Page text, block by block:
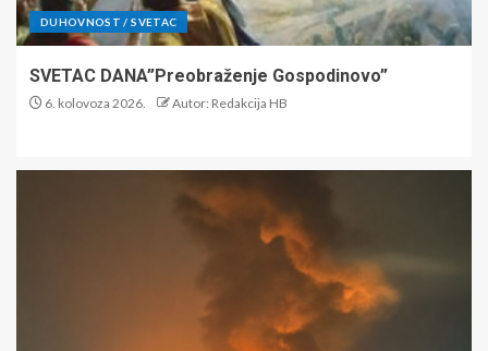
DUHOVNOST / SVETAC
SVETAC DANA”Preobraženje Gospodinovo”
6. kolovoza 2026. Autor: Redakcija HB